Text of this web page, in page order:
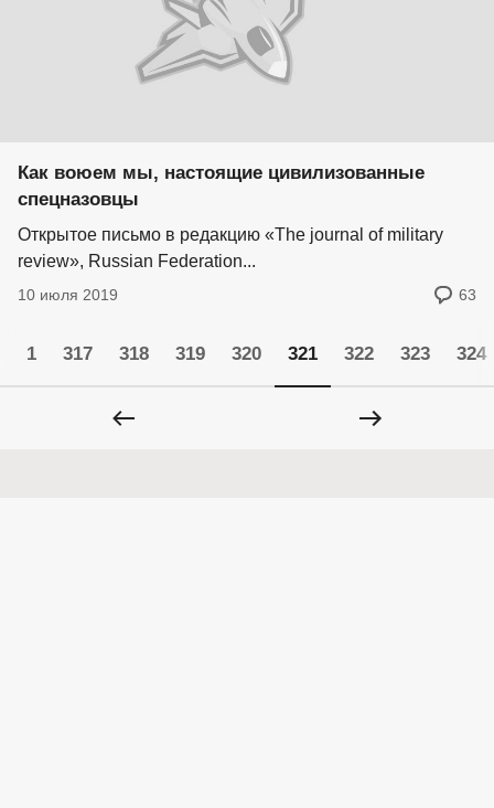
Как воюем мы, настоящие цивилизованные
спецназовцы
Открытое письмо в редакцию «The journal of military
review», Russian Federation...
10 июля 2019 63
1 317 318 319 320 321 322 323 324